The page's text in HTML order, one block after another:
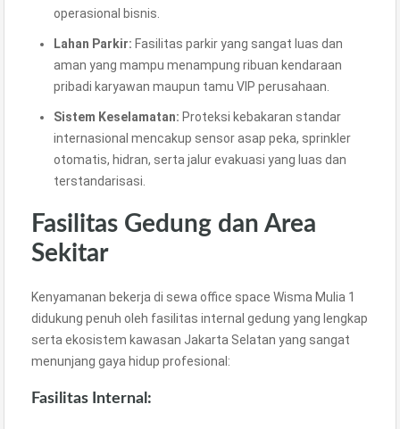
operasional bisnis.
Lahan Parkir: Fasilitas parkir yang sangat luas dan
aman yang mampu menampung ribuan kendaraan
pribadi karyawan maupun tamu VIP perusahaan.
Sistem Keselamatan: Proteksi kebakaran standar
internasional mencakup sensor asap peka, sprinkler
otomatis, hidran, serta jalur evakuasi yang luas dan
terstandarisasi.
Fasilitas Gedung dan Area
Sekitar
Kenyamanan bekerja di sewa office space Wisma Mulia 1
didukung penuh oleh fasilitas internal gedung yang lengkap
serta ekosistem kawasan Jakarta Selatan yang sangat
menunjang gaya hidup profesional:
Fasilitas Internal: